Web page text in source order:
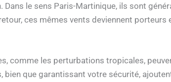
le sens Paris-Martinique, ils sont
ces mêmes vents deviennent
comme les perturbations tropicales,
que garantissant votre sécurité,